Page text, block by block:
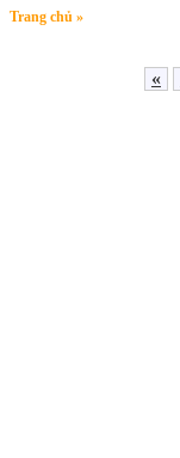
Trang chủ »
«